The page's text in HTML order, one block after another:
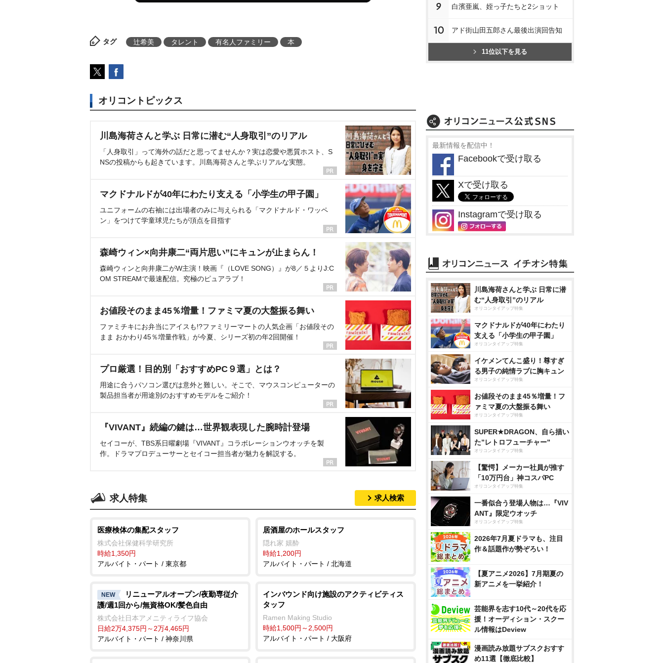
タグ 辻希美 タレント 有名人ファミリー 本
オリコントピックス
川島海荷さんと学ぶ 日常に潜む“人身取引”のリアル
「人身取引」って海外の話だと思ってませんか？実は恋愛や悪質ホスト、S
NSの投稿からも起きています。川島海荷さんと学ぶリアルな実態。
マクドナルドが40年にわたり支える「小学生の甲子園」
ユニフォームの右袖には出場者のみに与えられる「マクドナルド・ワッペ
ン」をつけて学童球児たちが頂点を目指す
森崎ウィン×向井康二“両片思い”にキュンが止まらん！
森崎ウィンと向井康二がW主演！映画『（LOVE SONG）』が8／５よりJ:C
OM STREAMで最速配信。究極のピュアラブ！
お値段そのまま45％増量！ファミマ夏の大盤振る舞い
ファミチキにお弁当にアイスも!?ファミリーマートの人気企画「お値段その
まま おかわり45％増量作戦」が今夏、シリーズ初の年2回開催！
プロ厳選！目的別「おすすめPC９選」とは？
用途に合うパソコン選びは意外と難しい。そこで、マウスコンピューターの
製品担当者が用途別のおすすめモデルをご紹介！
『VIVANT』続編の鍵は…世界観表現した腕時計登場
セイコーが、TBS系日曜劇場『VIVANT』コラボレーションウオッチを製
作。ドラマプロデューサーとセイコー担当者が魅力を解説する。
求人特集 求人検索
医療検体の集配スタッフ
株式会社保健科学研究所
時給1,350円
アルバイト・パート / 東京都
居酒屋のホールスタッフ
隠れ家 嬉酔
時給1,200円
アルバイト・パート / 北海道
NEW
リニューアルオープン/夜勤専従介
護/週1回から/無資格OK/髪色自由
株式会社日本アメニティライフ協会
日給2万4,375円～2万4,465円
アルバイト・パート / 神奈川県
インバウンド向け施設のアクティビティス
タッフ
Ramen Making Studio
時給1,500円～2,500円
アルバイト・パート / 大阪府
9 白濱亜嵐、姪っ子たちと2ショット
10 アド街山田五郎さん最後出演回告知
11位以下を見る
最新情報を配信中！
Facebookで受け取る
Xで受け取る
Instagramで受け取る
川島海荷さんと学ぶ 日常に潜
む“人身取引”のリアル
オリコンタイアップ特集
マクドナルドが40年にわたり
支える「小学生の甲子園」
オリコンタイアップ特集
イケメンてんこ盛り！尊すぎ
る男子の純情ラブに胸キュン
オリコンタイアップ特集
お値段そのまま45％増量！フ
ァミマ夏の大盤振る舞い
オリコンタイアップ特集
SUPER★DRAGON、自ら描い
た”レトロフューチャー”
オリコンタイアップ特集
【驚愕】メーカー社員が推す
「10万円台」神コスパPC
オリコンタイアップ特集
一番似合う登場人物は…『VIV
ANT』限定ウオッチ
オリコンタイアップ特集
2026年7月夏ドラマも、注目
作＆話題作が勢ぞろい！
【夏アニメ2026】7月期夏の
新アニメを一挙紹介！
芸能界を志す10代～20代を応
援！オーディション・スクー
ル情報はDeview
漫画読み放題サブスクおすす
め11選【徹底比較】